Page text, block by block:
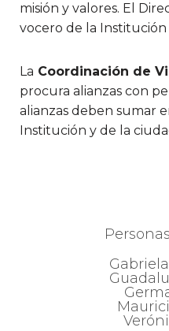
misión y valores. El
vocero de la Institución
La Coordinación de
procura alianzas con
alianzas deben sumar
Institución y de la